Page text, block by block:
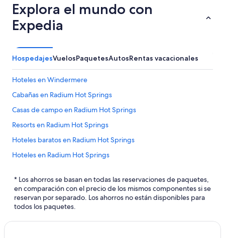
Explora el mundo con
Expedia
HospedajesVuelosPaquetesAutosRentas vacacionales
Hoteles en Windermere
Cabañas en Radium Hot Springs
Casas de campo en Radium Hot Springs
Resorts en Radium Hot Springs
Hoteles baratos en Radium Hot Springs
Hoteles en Radium Hot Springs
Hoteles en Canal Flats
Hoteles en Riondel
* Los ahorros se basan en todas las reservaciones de paquetes,
en comparación con el precio de los mismos componentes si se
reservan por separado. Los ahorros no están disponibles para
todos los paquetes.